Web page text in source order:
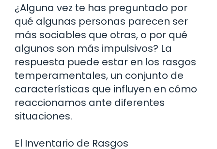
¿Alguna vez te has preguntado por
qué algunas personas parecen ser
más sociables que otras, o por qué
algunos son más impulsivos? La
respuesta puede estar en los rasgos
temperamentales, un conjunto de
características que influyen en cómo
reaccionamos ante diferentes
situaciones.
El Inventario de Rasgos